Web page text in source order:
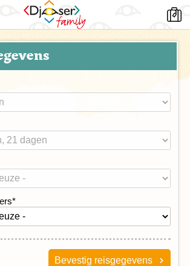
*
Bevestig reisgegevens